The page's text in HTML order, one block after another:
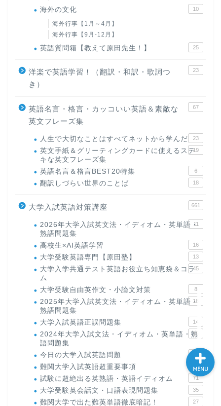
海外の文化 10
海外行事【1月～4月】
海外行事【9月-12月】
英語質問箱【教えて原田先生！】 25
洋楽で英語学習！（翻訳・和訳・歌詞つ
き）
23
英語名言・格言・カッコいい英語＆素敵な
英文フレーズ集
67
人生で大切なことはすべてネットから学んだ 23
英文手紙＆グリーティングカードに使えるステ
キな英文フレーズ集
19
英語名言＆格言BEST20特集 6
翻訳しづらい世界のことば 18
大学入試英語対策講座 661
2026年大学入試英文法・イディオム・英単語・
熟語問題集
11
高校生×AI英語学習 16
大学受験英語専門【原田塾】 13
大学入学共通テスト英語お役立ち知恵袋＆コラ
ム
45
大学受験自由英作文・小論文対策 8
2025年大学入試英文法・イディオム・英単語・
熟語問題集
18
大学入試英語正誤問題集 14
2024年大学入試文法・イディオム・英単語・熟
語問題集
15
今日の大学入試英語問題
難関大学入試英語超重要事項 19
試験に超絶出る英熟語・英語イディオム 71
大学受験英会話文・口語表現問題集 35
難関大学で出た難英単語徹底暗記！ 27
MENU
原田高志の”ほぼ日刊”英語
学習＆大学入試英語コラム
“シン”・英会話スピード表
英語名言・格言・カッコい
い英語＆素敵な英文フレー
過去記事
CONTACT